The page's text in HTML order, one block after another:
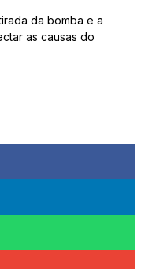
da bomba e a
as causas do